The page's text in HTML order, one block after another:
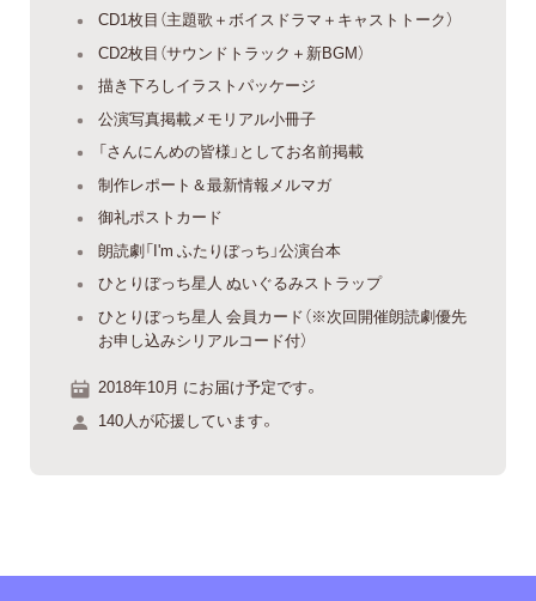
CD1枚目（主題歌＋ボイスドラマ＋キャストトーク）
CD2枚目（サウンドトラック＋新BGM）
描き下ろしイラストパッケージ
公演写真掲載メモリアル小冊子
「さんにんめの皆様」としてお名前掲載
制作レポート＆最新情報メルマガ
御礼ポストカード
朗読劇「I'm ふたりぼっち」公演台本
ひとりぼっち星人 ぬいぐるみストラップ
ひとりぼっち星人 会員カード（※次回開催朗読劇優先
お申し込みシリアルコード付）
2018年10月 にお届け予定です。
140人が応援しています。